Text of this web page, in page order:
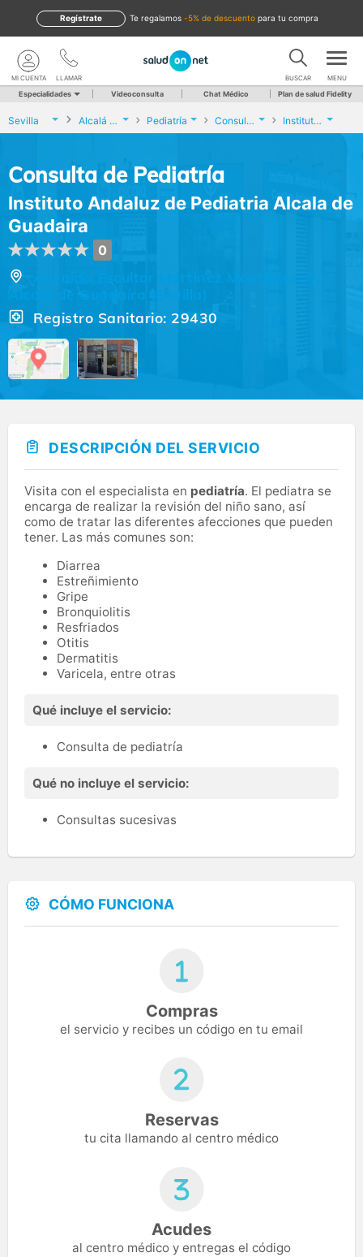
te regalamos -5% de descuento para tu compra
Regístrate
LLAMAR
MI CUENTA BUSCAR MENU
Especialidades Videoconsulta Chat Médico Plan de salud Fidelity
Sevilla Alcalá de Guadaíra Pediatría Consulta de Pediatría Instituto Andaluz de Pediatria Alcala de Guadaira
Consulta de Pediatría
Instituto Andaluz de Pediatria Alcala de
Guadaira
0
Registro Sanitario: 29430
DESCRIPCIÓN DEL SERVICIO
Visita con el especialista en pediatría. El pediatra se
encarga de realizar la revisión del niño sano, así
como de tratar las diferentes afecciones que pueden
tener. Las más comunes son:
Diarrea
Estreñimiento
Gripe
Bronquiolitis
Resfriados
Otitis
Dermatitis
Varicela, entre otras
Qué incluye el servicio:
Consulta de pediatría
Qué no incluye el servicio:
Consultas sucesivas
CÓMO FUNCIONA
Compras
el servicio y recibes un código en tu email
Reservas
tu cita llamando al centro médico
Acudes
al centro médico y entregas el código